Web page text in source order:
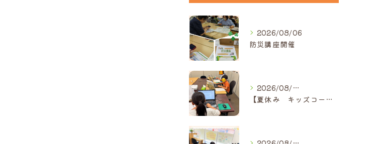
2026/08/06
防災講座開催
2026/08/05
【夏休み キッズコース】｜ひだまり近江八幡教室